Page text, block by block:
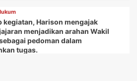
kegiatan, Harison mengajak
menjadikan arahan Wakil
pedoman dalam
tugas.
Adat Keariaan Tangerang Rd.